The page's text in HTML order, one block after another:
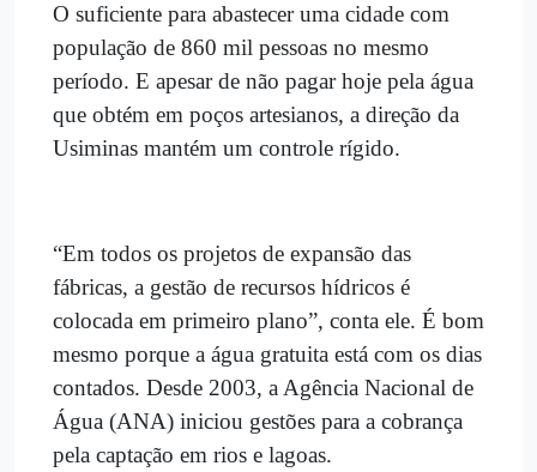
O suficiente para abastecer uma cidade com
população de 860 mil pessoas no mesmo
período. E apesar de não pagar hoje pela água
que obtém em poços artesianos, a direção da
Usiminas mantém um controle rígido.
“Em todos os projetos de expansão das
fábricas, a gestão de recursos hídricos é
colocada em primeiro plano”, conta ele. É bom
mesmo porque a água gratuita está com os dias
contados. Desde 2003, a Agência Nacional de
Água (ANA) iniciou gestões para a cobrança
pela captação em rios e lagoas.